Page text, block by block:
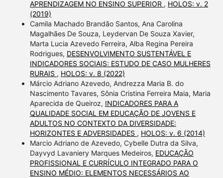
APRENDIZAGEM NO ENSINO SUPERIOR , HOLOS: v. 2
(2019)
Camila Machado Brandão Santos, Ana Carolina
Magalhães De Souza, Leydervan De Souza Xavier,
Marta Lucia Azevedo Ferreira, Alba Regina Pereira
Rodrigues, DESENVOLVIMENTO SUSTENTÁVEL E
INDICADORES SOCIAIS: ESTUDO DE CASO MULHERES
RURAIS , HOLOS: v. 8 (2022)
Márcio Adriano Azevedo, Andrezza Maria B. do
Nascimento Tavares, Sônia Cristina Ferreira Maia, Maria
Aparecida de Queiroz, INDICADORES PARA A
QUALIDADE SOCIAL EM EDUCAÇÃO DE JOVENS E
ADULTOS NO CONTEXTO DA DIVERSIDADE:
HORIZONTES E ADVERSIDADES , HOLOS: v. 6 (2014)
Marcio Adriano de Azevedo, Cybelle Dutra da Silva,
Dayvyd Lavaniery Marques Medeiros, EDUCAÇÃO
PROFISSIONAL E CURRÍCULO INTEGRADO PARA O
ENSINO MÉDIO: ELEMENTOS NECESSÁRIOS AO